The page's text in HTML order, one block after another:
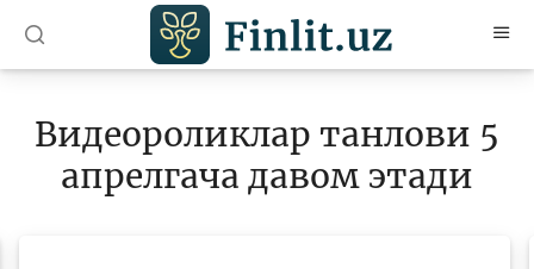
Мақолалар
Ўқув қўлланмалар
Видеороликлар танлови 5
апрелгача давом этади